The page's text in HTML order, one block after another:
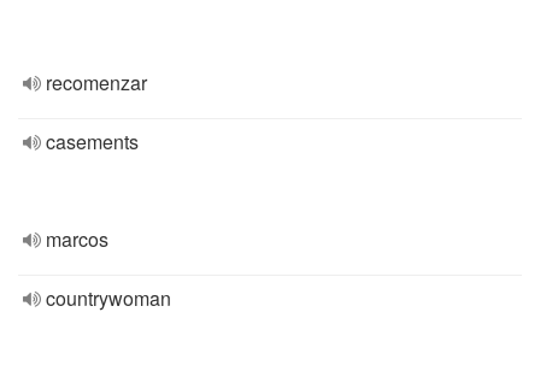
recomenzar
casements
marcos
countrywoman